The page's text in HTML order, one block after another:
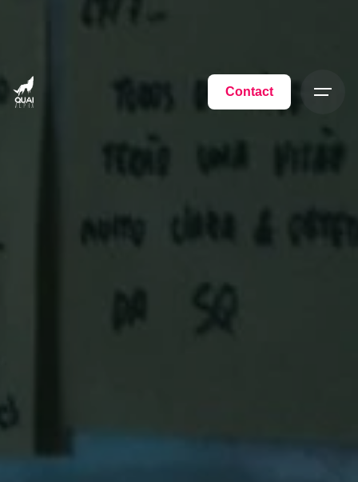
Contact